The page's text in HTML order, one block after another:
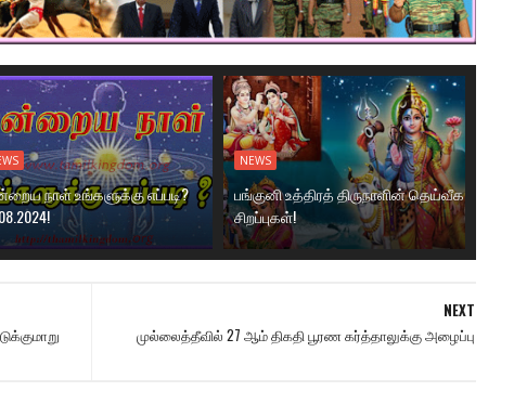
நாள் உங்களுக்கு எப்படி?
NEWS
பங்குனி உத்திரத் திருநாளின் தெய்வீக
சிறப்புகள்!
NEXT
முல்லைத்தீவில் 27 ஆம் திகதி பூரண கர்த்தாலுக்கு அழைப்பு